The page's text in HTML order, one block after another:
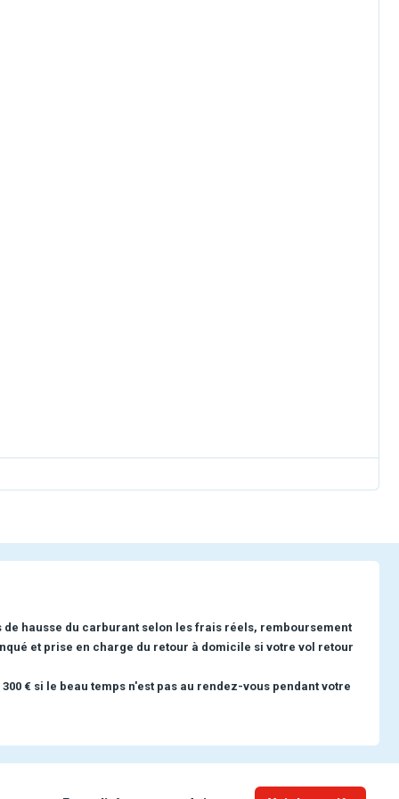
hausse du carburant selon les frais réels, remboursement
et prise en charge du retour à domicile si votre vol retour
€ si le beau temps n'est pas au rendez-vous pendant votre